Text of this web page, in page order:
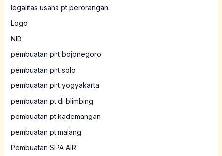
legalitas usaha pt perorangan
Logo
NIB
pembuatan pirt bojonegoro
pembuatan pirt solo
pembuatan pirt yogyakarta
pembuatan pt di blimbing
pembuatan pt kademangan
pembuatan pt malang
Pembuatan SIPA AIR